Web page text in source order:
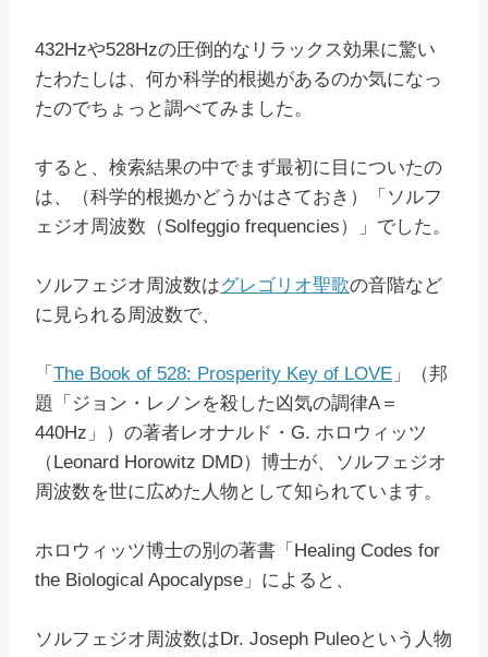
432Hzや528Hzの圧倒的なリラックス効果に驚い
たわたしは、何か科学的根拠があるのか気になっ
たのでちょっと調べてみました。
すると、検索結果の中でまず最初に目についたの
は、（科学的根拠かどうかはさておき）「ソルフ
ェジオ周波数（Solfeggio frequencies）」でした。
ソルフェジオ周波数はグレゴリオ聖歌の音階など
に見られる周波数で、
「 The Book of 528: Prosperity Key of LOVE 」（邦
題「ジョン・レノンを殺した凶気の調律A＝
440Hz」）の著者レオナルド・G. ホロウィッツ
（Leonard Horowitz DMD）博士が、ソルフェジオ
周波数を世に広めた人物として知られています。
ホロウィッツ博士の別の著書「Healing Codes for
the Biological Apocalypse」によると、
ソルフェジオ周波数はDr. Joseph Puleoという人物